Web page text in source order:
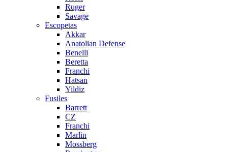
Ruger
Savage
Escopetas
Akkar
Anatolian Defense
Benelli
Beretta
Franchi
Hatsan
Yildiz
Fusiles
Barrett
CZ
Franchi
Marlin
Mossberg